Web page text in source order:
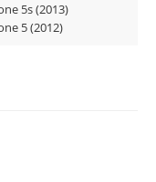
5s (2013)
5 (2012)